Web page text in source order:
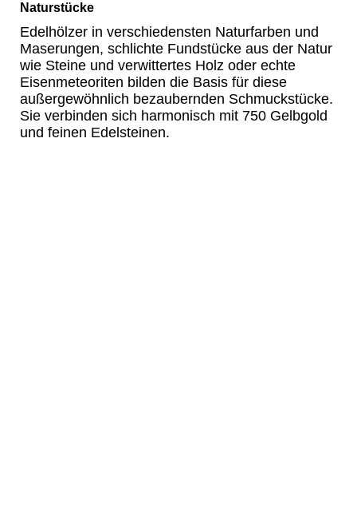
Naturstücke
Edelhölzer in verschiedensten Naturfarben und
Maserungen, schlichte Fundstücke aus der Natur
wie Steine und verwittertes Holz oder echte
Eisenmeteoriten bilden die Basis für diese
außergewöhnlich bezaubernden Schmuckstücke.
Sie verbinden sich harmonisch mit 750 Gelbgold
und feinen Edelsteinen.